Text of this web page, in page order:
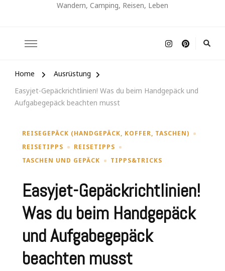
Wandern, Camping, Reisen, Leben
Home
Ausrüstung
Easyjet-Gepäckrichtlinien! Was du beim Handgepäck und
Aufgabegepäck beachten musst
REISEGEPÄCK (HANDGEPÄCK, KOFFER, TASCHEN)
REISETIPPS
REISETIPPS
TASCHEN UND GEPÄCK
TIPPS&TRICKS
Easyjet-Gepäckrichtlinien!
Was du beim Handgepäck
und Aufgabegepäck
beachten musst